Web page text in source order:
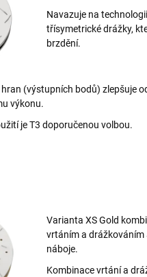
Navazuje na
třísymetrické drážky,
brzdění.
(výstupních bodů) zlepšuje
výkonu.
je T3 doporučenou volbou.
Varianta XS Gold
vrtáním a
náboje.
Kombinace vrtání a